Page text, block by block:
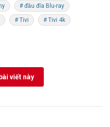
# đầu đĩa Blu-ray
# Tivi # Tivi 4k
viết này